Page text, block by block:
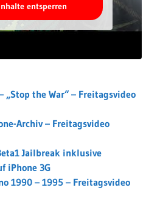
entsperren
„Stop the War“ – Freitagsvideo
Archiv – Freitagsvideo
Jailbreak inklusive
iPhone 3G
1990 – 1995 – Freitagsvideo